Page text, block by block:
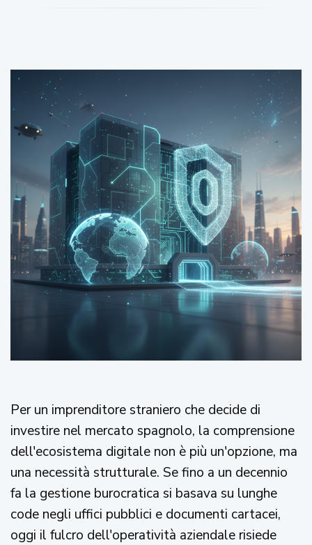
Per un imprenditore straniero che decide di
investire nel mercato spagnolo, la comprensione
dell'ecosistema digitale non è più un'opzione, ma
una necessità strutturale. Se fino a un decennio
fa la gestione burocratica si basava su lunghe
code negli uffici pubblici e documenti cartacei,
oggi il fulcro dell'operatività aziendale risiede